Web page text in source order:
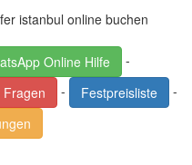
Online Hilfe
-
Fragen
- Festpreisliste
-